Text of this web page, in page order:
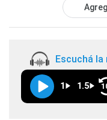
Escuchá
1 1.5